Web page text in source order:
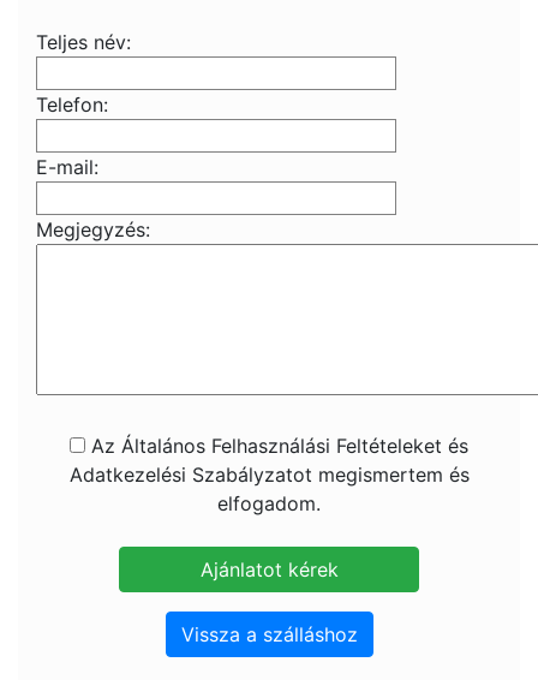
Teljes név:
Telefon:
E-mail:
Megjegyzés:
Az Általános Felhasználási Feltételeket és
Adatkezelési Szabályzatot megismertem és
elfogadom.
Vissza a szálláshoz